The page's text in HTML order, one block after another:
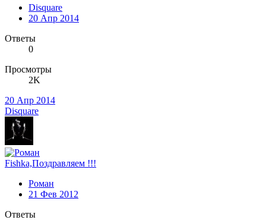
Disquare
20 Апр 2014
Ответы
0
Просмотры
2K
20 Апр 2014
Disquare
Fishka,Поздравляем !!!
Роман
21 Фев 2012
Ответы